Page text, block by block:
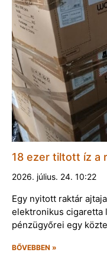
18 ezer tiltott íz a
2026. július. 24. 10:22
Egy nyitott raktár
elektronikus cigaretta
pénzügyőrei egy
BŐVEBBEN »